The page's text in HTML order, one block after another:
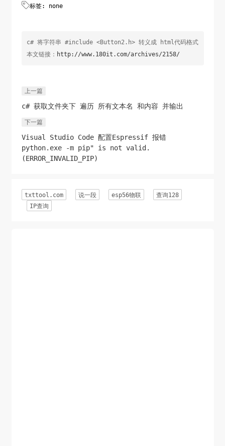
标签: none
c# 将字符串 #include <Button2.h> 转义成 html代码格式
本文链接： http://www.180it.com/archives/2158/
上一篇
c# 获取文件夹下 遍历 所有文本名 和内容 并输出
下一篇
Visual Studio Code 配置Espressif 报错
python.exe -m pip" is not valid.
(ERROR_INVALID_PIP)
txttool.com 说一段 esp56物联
查询128
IP查询